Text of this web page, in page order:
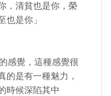
，清貧也是你，榮
是你」
感覺，這種感覺很
的是有一種魅力，
時候深陷其中